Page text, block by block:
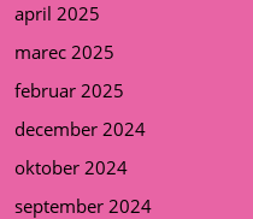
april 2025
marec 2025
februar 2025
december 2024
oktober 2024
september 2024